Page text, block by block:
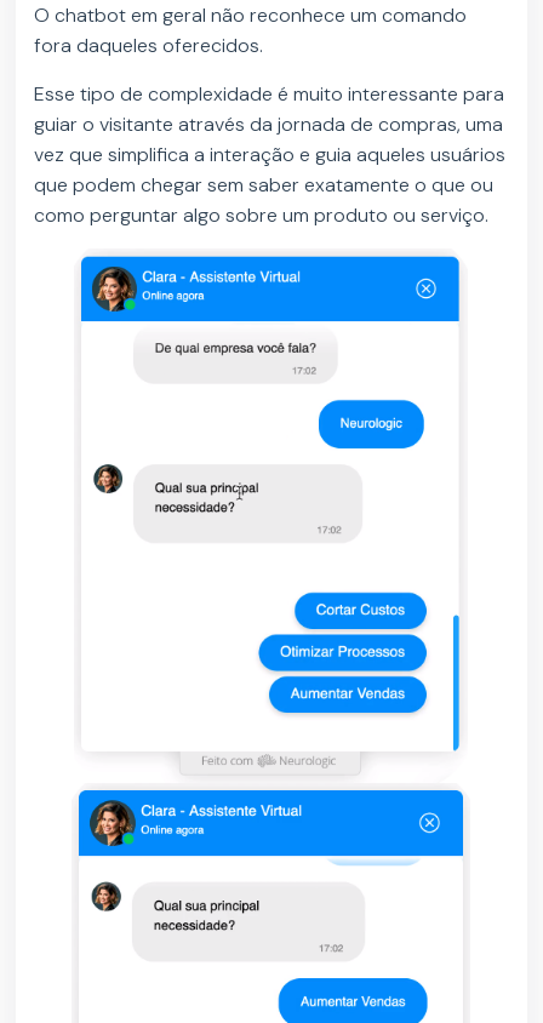
O chatbot em geral não reconhece um comando
fora daqueles oferecidos.
Esse tipo de complexidade é muito interessante para
guiar o visitante através da jornada de compras, uma
vez que simplifica a interação e guia aqueles usuários
que podem chegar sem saber exatamente o que ou
como perguntar algo sobre um produto ou serviço.